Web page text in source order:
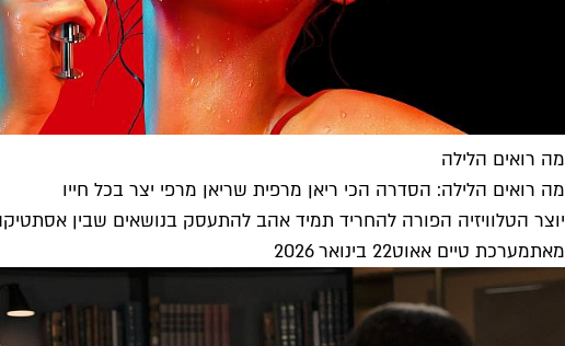
מה רואים הלילה
מה רואים הלילה: הסדרה הכי ריאן מרפית שריאן מרפי יצר בכל חייו
יוצר הטלוויזיה הפורה להחריד תמיד אהב להתעסק בנושאים שבין
מאתמערכת טיים אאוט22 בינואר 2026